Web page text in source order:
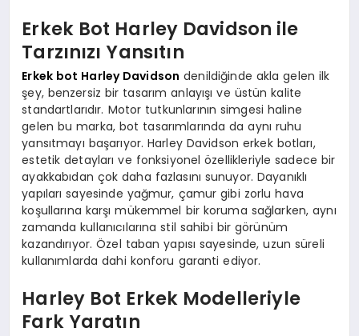
Erkek Bot Harley Davidson ile
Tarzınızı Yansıtın
Erkek bot Harley Davidson denildiğinde akla gelen ilk
şey, benzersiz bir tasarım anlayışı ve üstün kalite
standartlarıdır. Motor tutkunlarının simgesi haline
gelen bu marka, bot tasarımlarında da aynı ruhu
yansıtmayı başarıyor. Harley Davidson erkek botları,
estetik detayları ve fonksiyonel özellikleriyle sadece bir
ayakkabıdan çok daha fazlasını sunuyor. Dayanıklı
yapıları sayesinde yağmur, çamur gibi zorlu hava
koşullarına karşı mükemmel bir koruma sağlarken, aynı
zamanda kullanıcılarına stil sahibi bir görünüm
kazandırıyor. Özel taban yapısı sayesinde, uzun süreli
kullanımlarda dahi konforu garanti ediyor.
Harley Bot Erkek Modelleriyle
Fark Yaratın